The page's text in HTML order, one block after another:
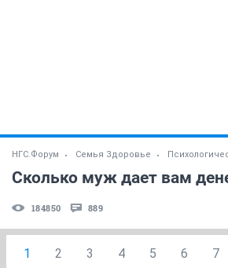
НГС.Форум Семья Здоровье
Сколько муж дает вам
184850 889
1 2 3 4 5 6 7